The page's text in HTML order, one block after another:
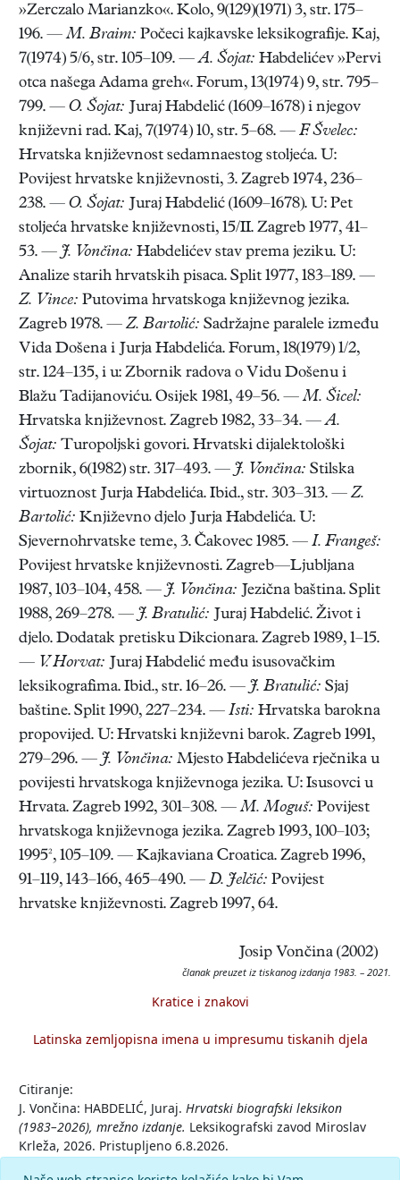
»Zerczalo Marianzko«. Kolo, 9(129)(1971) 3, str. 175–
196. —M. Braim: Počeci kajkavske leksikografije. Kaj,
7(1974) 5/6, str. 105–109. —A. Šojat: Habdelićev »Pervi
otca našega Adama greh«. Forum, 13(1974) 9, str. 795–
799. — O. Šojat: Juraj Habdelić (1609–1678) i njegov
književni rad. Kaj, 7(1974) 10, str. 5–68. — F. Švelec:
Hrvatska književnost sedamnaestog stoljeća. U:
Povijest hrvatske književnosti, 3. Zagreb 1974, 236–
238. — O. Šojat: Juraj Habdelić (1609–1678). U: Pet
stoljeća hrvatske književnosti, 15/II. Zagreb 1977, 41–
53. — J. Vončina: Habdelićev stav prema jeziku. U:
Analize starih hrvatskih pisaca. Split 1977, 183–189. —
Z. Vince: Putovima hrvatskoga književnog jezika.
Zagreb 1978. — Z. Bartolić: Sadržajne paralele između
Vida Došena i Jurja Habdelića. Forum, 18(1979) 1/2,
str. 124–135, i u: Zbornik radova o Vidu Došenu i
Blažu Tadijanoviću. Osijek 1981, 49–56. —M. Šicel:
Hrvatska književnost. Zagreb 1982, 33–34. —A.
Šojat: Turopoljski govori. Hrvatski dijalektološki
zbornik, 6(1982) str. 317–493. — J. Vončina: Stilska
virtuoznost Jurja Habdelića. Ibid., str. 303–313. — Z.
Bartolić: Književno djelo Jurja Habdelića. U:
Sjevernohrvatske teme, 3. Čakovec 1985. — I. Frangeš:
Povijest hrvatske književnosti. Zagreb—Ljubljana
1987, 103–104, 458. — J. Vončina: Jezična baština. Split
1988, 269–278. — J. Bratulić: Juraj Habdelić. Život i
djelo. Dodatak pretisku Dikcionara. Zagreb 1989, 1–15.
— V. Horvat: Juraj Habdelić među isusovačkim
leksikografima. Ibid., str. 16–26. — J. Bratulić: Sjaj
baštine. Split 1990, 227–234. — Isti: Hrvatska barokna
propovijed. U: Hrvatski književni barok. Zagreb 1991,
279–296. — J. Vončina: Mjesto Habdelićeva rječnika u
povijesti hrvatskoga književnoga jezika. U: Isusovci u
Hrvata. Zagreb 1992, 301–308. —M. Moguš: Povijest
hrvatskoga književnoga jezika. Zagreb 1993, 100–103;
1995², 105–109. — Kajkaviana Croatica. Zagreb 1996,
91–119, 143–166, 465–490. — D. Jelčić: Povijest
hrvatske književnosti. Zagreb 1997, 64.
Josip Vončina (2002)
članak preuzet iz tiskanog izdanja 1983. – 2021.
Kratice i znakovi
Latinska zemljopisna imena u impresumu tiskanih djela
Citiranje:
J. Vončina: HABDELIĆ, Juraj. Hrvatski biografski leksikon
(1983–2026), mrežno izdanje. Leksikografski zavod Miroslav
Krleža, 2026. Pristupljeno 6.8.2026.